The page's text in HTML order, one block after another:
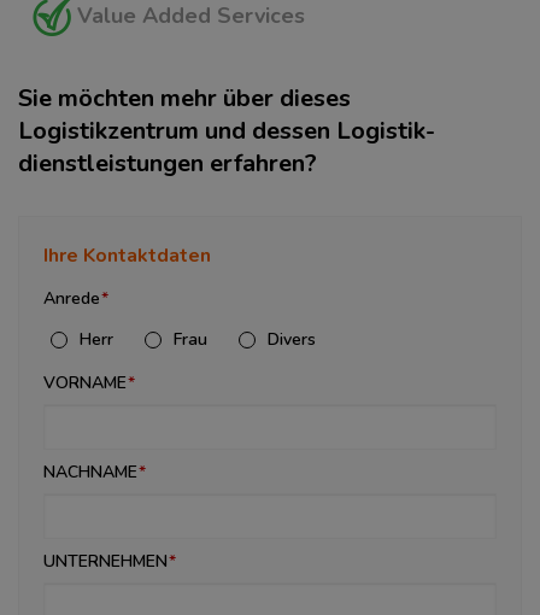
Value Added Services
Sie möchten mehr über dieses
Logistikzentrum und dessen Logistik­
dienstleistungen erfahren?
Ihre Kontaktdaten
Anrede
Herr
Frau
Divers
VORNAME
NACHNAME
UNTERNEHMEN